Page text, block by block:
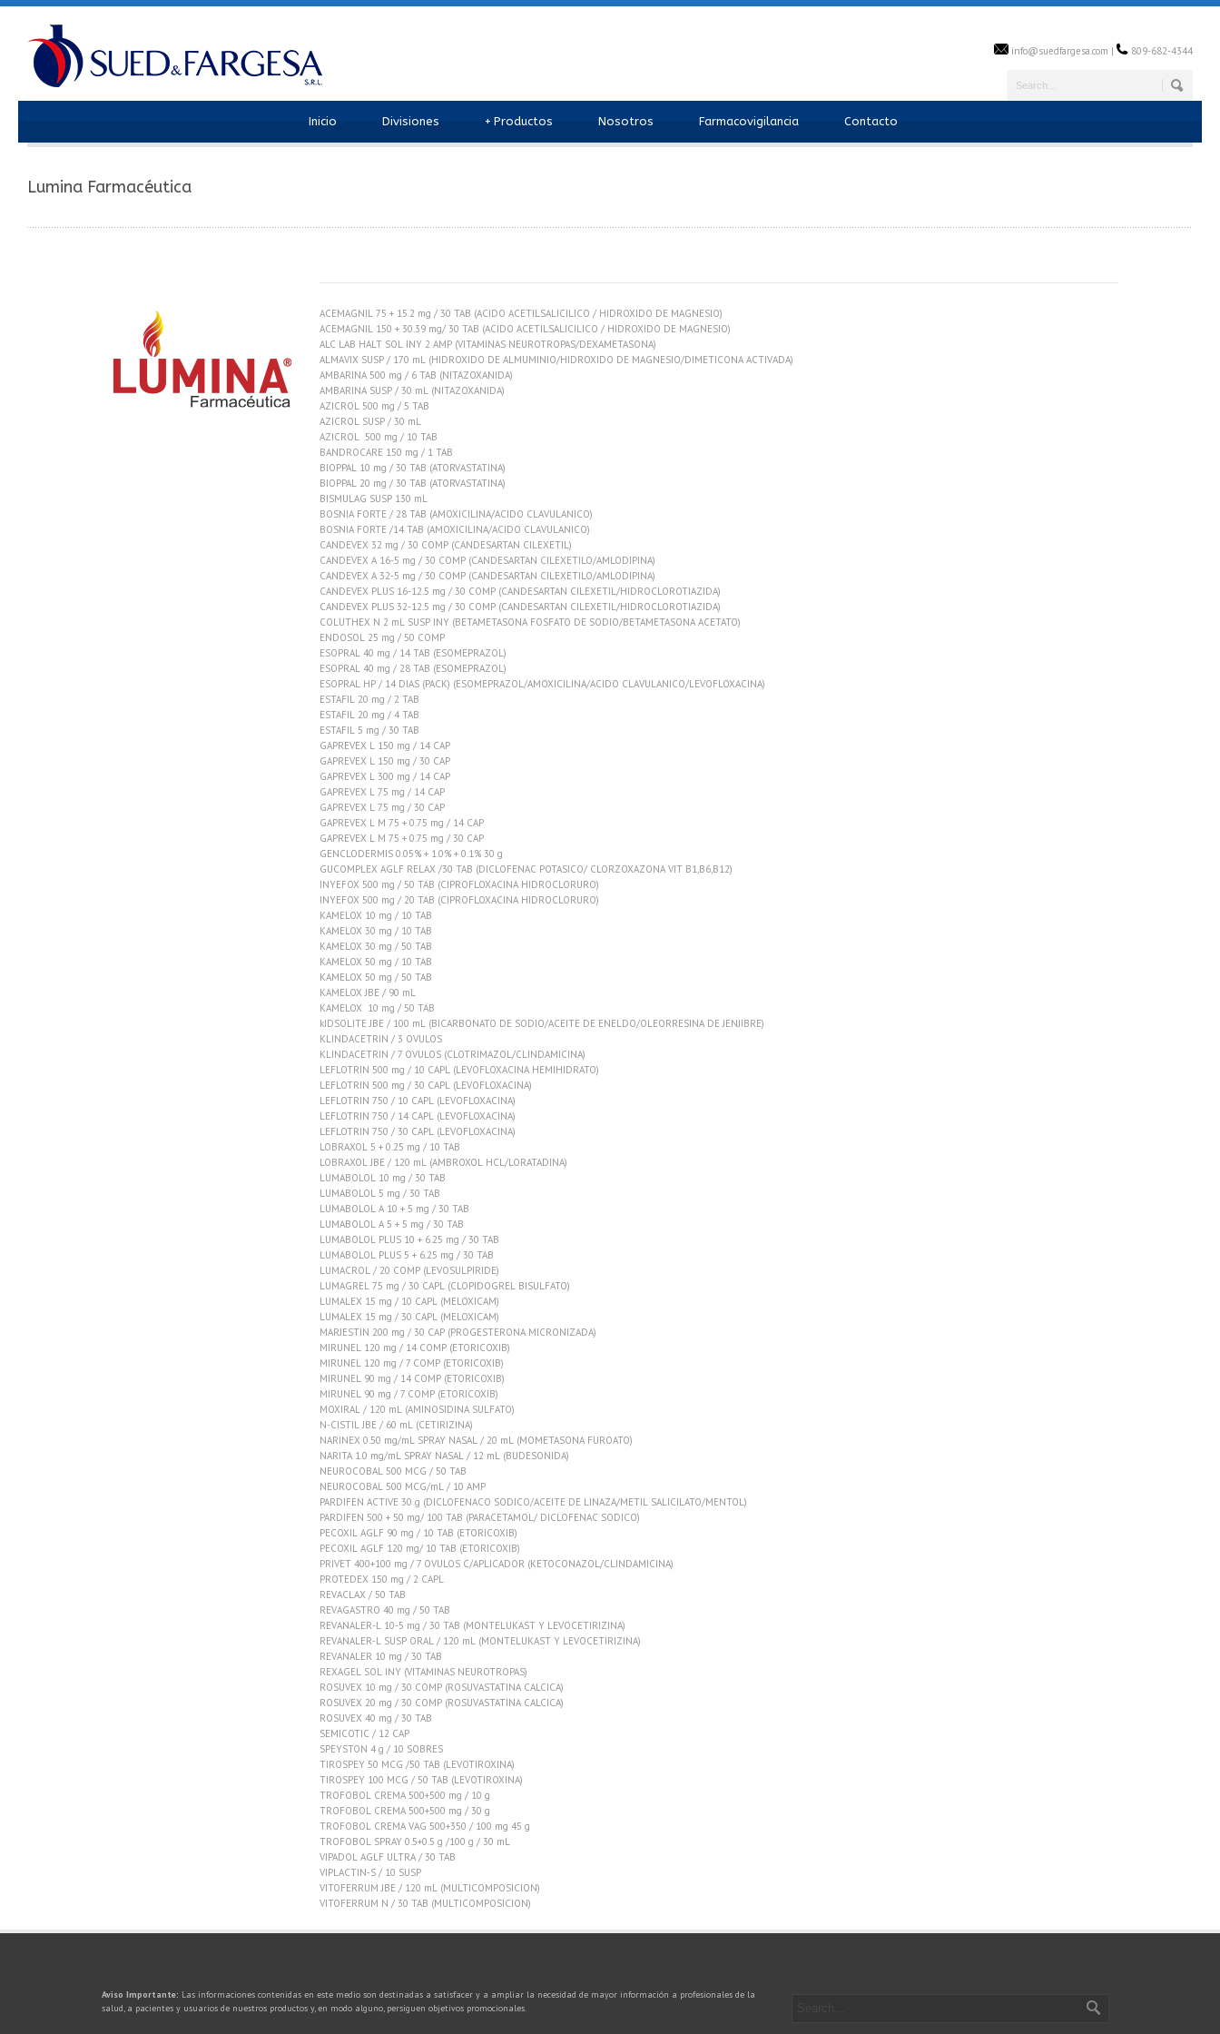
info@suedfargesa.com | 809-682-4344
Inicio Divisiones Productos
+ Nosotros Farmacovigilancia Contacto
Lumina Farmacéutica
ACEMAGNIL 75 + 15.2 mg / 30 TAB (ACIDO ACETILSALICILICO / HIDROXIDO DE MAGNESIO)
ACEMAGNIL 150 + 30.39 mg/ 30 TAB (ACIDO ACETILSALICILICO / HIDROXIDO DE MAGNESIO)
ALC LAB HALT SOL INY 2 AMP (VITAMINAS NEUROTROPAS/DEXAMETASONA)
ALMAVIX SUSP / 170 mL (HIDROXIDO DE ALMUMINIO/HIDROXIDO DE MAGNESIO/DIMETICONA ACTIVADA)
AMBARINA 500 mg / 6 TAB (NITAZOXANIDA)
AMBARINA SUSP / 30 mL (NITAZOXANIDA)
AZICROL 500 mg / 5 TAB
AZICROL SUSP / 30 mL
AZICROL 500 mg / 10 TAB
BANDROCARE 150 mg / 1 TAB
BIOPPAL 10 mg / 30 TAB (ATORVASTATINA)
BIOPPAL 20 mg / 30 TAB (ATORVASTATINA)
BISMULAG SUSP 130 mL
BOSNIA FORTE / 28 TAB (AMOXICILINA/ACIDO CLAVULANICO)
BOSNIA FORTE /14 TAB (AMOXICILINA/ACIDO CLAVULANICO)
CANDEVEX 32 mg / 30 COMP (CANDESARTAN CILEXETIL)
CANDEVEX A 16-5 mg / 30 COMP (CANDESARTAN CILEXETILO/AMLODIPINA)
CANDEVEX A 32-5 mg / 30 COMP (CANDESARTAN CILEXETILO/AMLODIPINA)
CANDEVEX PLUS 16-12.5 mg / 30 COMP (CANDESARTAN CILEXETIL/HIDROCLOROTIAZIDA)
CANDEVEX PLUS 32-12.5 mg / 30 COMP (CANDESARTAN CILEXETIL/HIDROCLOROTIAZIDA)
COLUTHEX N 2 mL SUSP INY (BETAMETASONA FOSFATO DE SODIO/BETAMETASONA ACETATO)
ENDOSOL 25 mg / 50 COMP
ESOPRAL 40 mg / 14 TAB (ESOMEPRAZOL)
ESOPRAL 40 mg / 28 TAB (ESOMEPRAZOL)
ESOPRAL HP / 14 DIAS (PACK) (ESOMEPRAZOL/AMOXICILINA/ACIDO CLAVULANICO/LEVOFLOXACINA)
ESTAFIL 20 mg / 2 TAB
ESTAFIL 20 mg / 4 TAB
ESTAFIL 5 mg / 30 TAB
GAPREVEX L 150 mg / 14 CAP
GAPREVEX L 150 mg / 30 CAP
GAPREVEX L 300 mg / 14 CAP
GAPREVEX L 75 mg / 14 CAP
GAPREVEX L 75 mg / 30 CAP
GAPREVEX L M 75 + 0.75 mg / 14 CAP
GAPREVEX L M 75 + 0.75 mg / 30 CAP
GENCLODERMIS 0.05% + 1.0% + 0.1% 30 g
GUCOMPLEX AGLF RELAX /30 TAB (DICLOFENAC POTASICO/ CLORZOXAZONA VIT B1,B6,B12)
INYEFOX 500 mg / 50 TAB (CIPROFLOXACINA HIDROCLORURO)
INYEFOX 500 mg / 20 TAB (CIPROFLOXACINA HIDROCLORURO)
KAMELOX 10 mg / 10 TAB
KAMELOX 30 mg / 10 TAB
KAMELOX 30 mg / 50 TAB
KAMELOX 50 mg / 10 TAB
KAMELOX 50 mg / 50 TAB
KAMELOX JBE / 90 mL
KAMELOX 10 mg / 50 TAB
kIDSOLITE JBE / 100 mL (BICARBONATO DE SODIO/ACEITE DE ENELDO/OLEORRESINA DE JENJIBRE)
KLINDACETRIN / 3 OVULOS
KLINDACETRIN / 7 OVULOS (CLOTRIMAZOL/CLINDAMICINA)
LEFLOTRIN 500 mg / 10 CAPL (LEVOFLOXACINA HEMIHIDRATO)
LEFLOTRIN 500 mg / 30 CAPL (LEVOFLOXACINA)
LEFLOTRIN 750 / 10 CAPL (LEVOFLOXACINA)
LEFLOTRIN 750 / 14 CAPL (LEVOFLOXACINA)
LEFLOTRIN 750 / 30 CAPL (LEVOFLOXACINA)
LOBRAXOL 5 + 0.25 mg / 10 TAB
LOBRAXOL JBE / 120 mL (AMBROXOL HCL/LORATADINA)
LUMABOLOL 10 mg / 30 TAB
LUMABOLOL 5 mg / 30 TAB
LUMABOLOL A 10 + 5 mg / 30 TAB
LUMABOLOL A 5 + 5 mg / 30 TAB
LUMABOLOL PLUS 10 + 6.25 mg / 30 TAB
LUMABOLOL PLUS 5 + 6.25 mg / 30 TAB
LUMACROL / 20 COMP (LEVOSULPIRIDE)
LUMAGREL 75 mg / 30 CAPL (CLOPIDOGREL BISULFATO)
LUMALEX 15 mg / 10 CAPL (MELOXICAM)
LUMALEX 15 mg / 30 CAPL (MELOXICAM)
MARJESTIN 200 mg / 30 CAP (PROGESTERONA MICRONIZADA)
MIRUNEL 120 mg / 14 COMP (ETORICOXIB)
MIRUNEL 120 mg / 7 COMP (ETORICOXIB)
MIRUNEL 90 mg / 14 COMP (ETORICOXIB)
MIRUNEL 90 mg / 7 COMP (ETORICOXIB)
MOXIRAL / 120 mL (AMINOSIDINA SULFATO)
N-CISTIL JBE / 60 mL (CETIRIZINA)
NARINEX 0.50 mg/mL SPRAY NASAL / 20 mL (MOMETASONA FUROATO)
NARITA 1.0 mg/mL SPRAY NASAL / 12 mL (BUDESONIDA)
NEUROCOBAL 500 MCG / 50 TAB
NEUROCOBAL 500 MCG/mL / 10 AMP
PARDIFEN ACTIVE 30 g (DICLOFENACO SODICO/ACEITE DE LINAZA/METIL SALICILATO/MENTOL)
PARDIFEN 500 + 50 mg/ 100 TAB (PARACETAMOL/ DICLOFENAC SODICO)
PECOXIL AGLF 90 mg / 10 TAB (ETORICOXIB)
PECOXIL AGLF 120 mg/ 10 TAB (ETORICOXIB)
PRIVET 400+100 mg / 7 OVULOS C/APLICADOR (KETOCONAZOL/CLINDAMICINA)
PROTEDEX 150 mg / 2 CAPL
REVACLAX / 50 TAB
REVAGASTRO 40 mg / 50 TAB
REVANALER-L 10-5 mg / 30 TAB (MONTELUKAST Y LEVOCETIRIZINA)
REVANALER-L SUSP ORAL / 120 mL (MONTELUKAST Y LEVOCETIRIZINA)
REVANALER 10 mg / 30 TAB
REXAGEL SOL INY (VITAMINAS NEUROTROPAS)
ROSUVEX 10 mg / 30 COMP (ROSUVASTATINA CALCICA)
ROSUVEX 20 mg / 30 COMP (ROSUVASTATINA CALCICA)
ROSUVEX 40 mg / 30 TAB
SEMICOTIC / 12 CAP
SPEYSTON 4 g / 10 SOBRES
TIROSPEY 50 MCG /50 TAB (LEVOTIROXINA)
TIROSPEY 100 MCG / 50 TAB (LEVOTIROXINA)
TROFOBOL CREMA 500+500 mg / 10 g
TROFOBOL CREMA 500+500 mg / 30 g
TROFOBOL CREMA VAG 500+350 / 100 mg 45 g
TROFOBOL SPRAY 0.5+0.5 g /100 g / 30 mL
VIPADOL AGLF ULTRA / 30 TAB
VIPLACTIN-S / 10 SUSP
VITOFERRUM JBE / 120 mL (MULTICOMPOSICION)
VITOFERRUM N / 30 TAB (MULTICOMPOSICION)
Aviso Importante: Las informaciones contenidas en este medio son destinadas a satisfacer y a ampliar la necesidad de mayor información a profesionales de la
salud, a pacientes y usuarios de nuestros productos y, en modo alguno, persiguen objetivos promocionales.